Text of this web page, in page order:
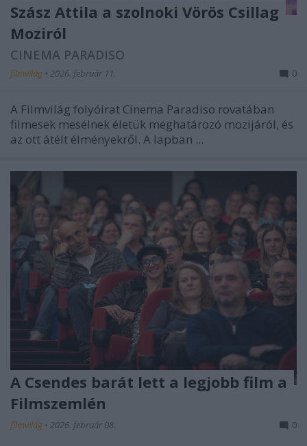
Szász Attila a szolnoki Vörös Csillag
Moziról
CINEMA PARADISO
filmvilág • 2026. február 11. 0
A Filmvilág folyóirat Cinema Paradiso rovatában
filmesek mesélnek életük meghatározó mozijáról, és
az ott átélt élményekről. A lapban ...
A Csendes barát lett a legjobb film a
Filmszemlén
filmvilág • 2026. február 08. 0